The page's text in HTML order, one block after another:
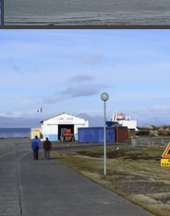
_4FP8414